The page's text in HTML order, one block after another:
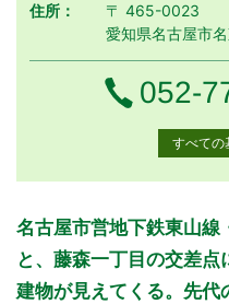
住所：
〒 465-0023
愛知県名古屋市
電話
052-
すべての
診療時間 月月
9:00～12:00
●
13:00～17:00
名古屋市営地下鉄東山線
と、藤森一丁目の交差
建物が見えてくる。先代